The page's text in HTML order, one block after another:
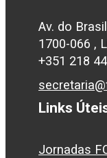
Av. do
1700-066 ,
+351 218
Links
Jornadas